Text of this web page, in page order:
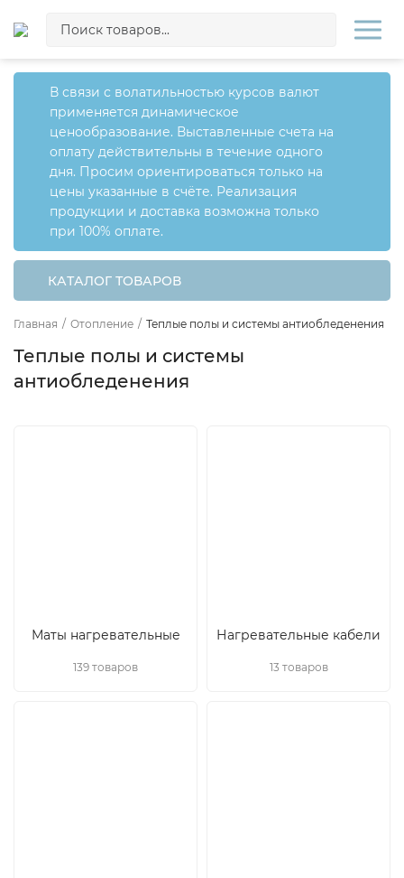
В связи с волатильностью курсов валют
применяется динамическое
ценообразование. Выставленные счета на
оплату действительны в течение одного
дня. Просим ориентироваться только на
цены указанные в счёте. Реализация
продукции и доставка возможна только
при 100% оплате.
КАТАЛОГ ТОВАРОВ
Главная / Отопление / Теплые полы и системы антиобледенения
Теплые полы и системы
антиобледенения
Маты нагревательные
139 товаров
Нагревательные кабели
13 товаров